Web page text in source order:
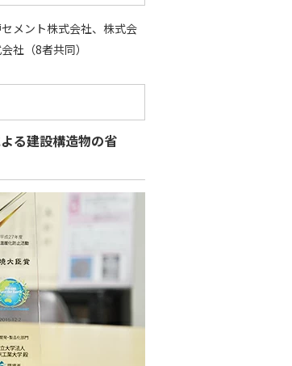
メント株式会社、株式会
社（8者共同）
る建設構造物の省